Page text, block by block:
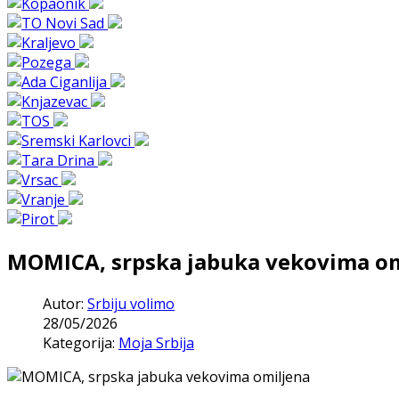
MOMICA, srpska jabuka vekovima
Autor: Srbiju volimo
28/05/2026
Kategorija: Moja Srbija